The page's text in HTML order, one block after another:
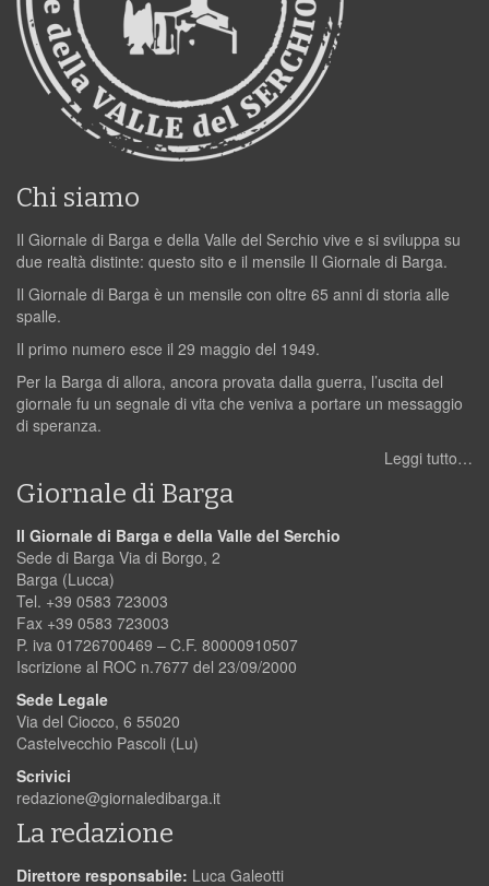
Chi siamo
Il Giornale di Barga e della Valle del Serchio vive e si sviluppa su
due realtà distinte: questo sito e il mensile Il Giornale di Barga.
Il Giornale di Barga è un mensile con oltre 65 anni di storia alle
spalle.
Il primo numero esce il 29 maggio del 1949.
Per la Barga di allora, ancora provata dalla guerra, l’uscita del
giornale fu un segnale di vita che veniva a portare un messaggio
di speranza.
Leggi tutto…
Giornale di Barga
Il Giornale di Barga e della Valle del Serchio
Sede di Barga Via di Borgo, 2
Barga (Lucca)
Tel. +39 0583 723003
Fax +39 0583 723003
P. iva 01726700469 – C.F. 80000910507
Iscrizione al ROC n.7677 del 23/09/2000
Sede Legale
Via del Ciocco, 6 55020
Castelvecchio Pascoli (Lu)
Scrivici
redazione@giornaledibarga.it
La redazione
Direttore responsabile: Luca Galeotti